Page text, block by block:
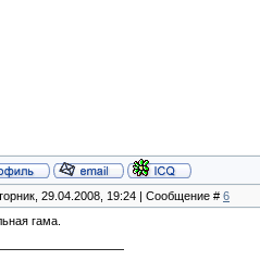
29.04.2008, 19:24 | Сообщение # 6
гама.